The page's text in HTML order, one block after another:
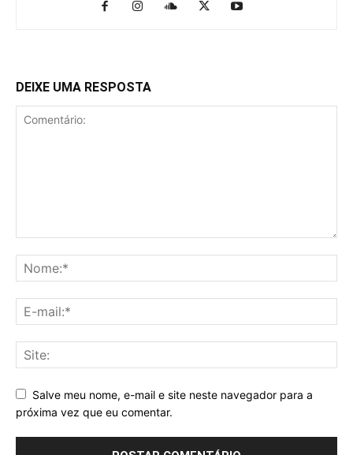
DEIXE UMA RESPOSTA
Salve meu nome, e-mail e site neste navegador para a
próxima vez que eu comentar.